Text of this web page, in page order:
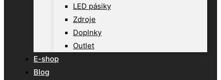
LED pásiky
Zdroje
Doplnky
Outlet
E-shop
Blog